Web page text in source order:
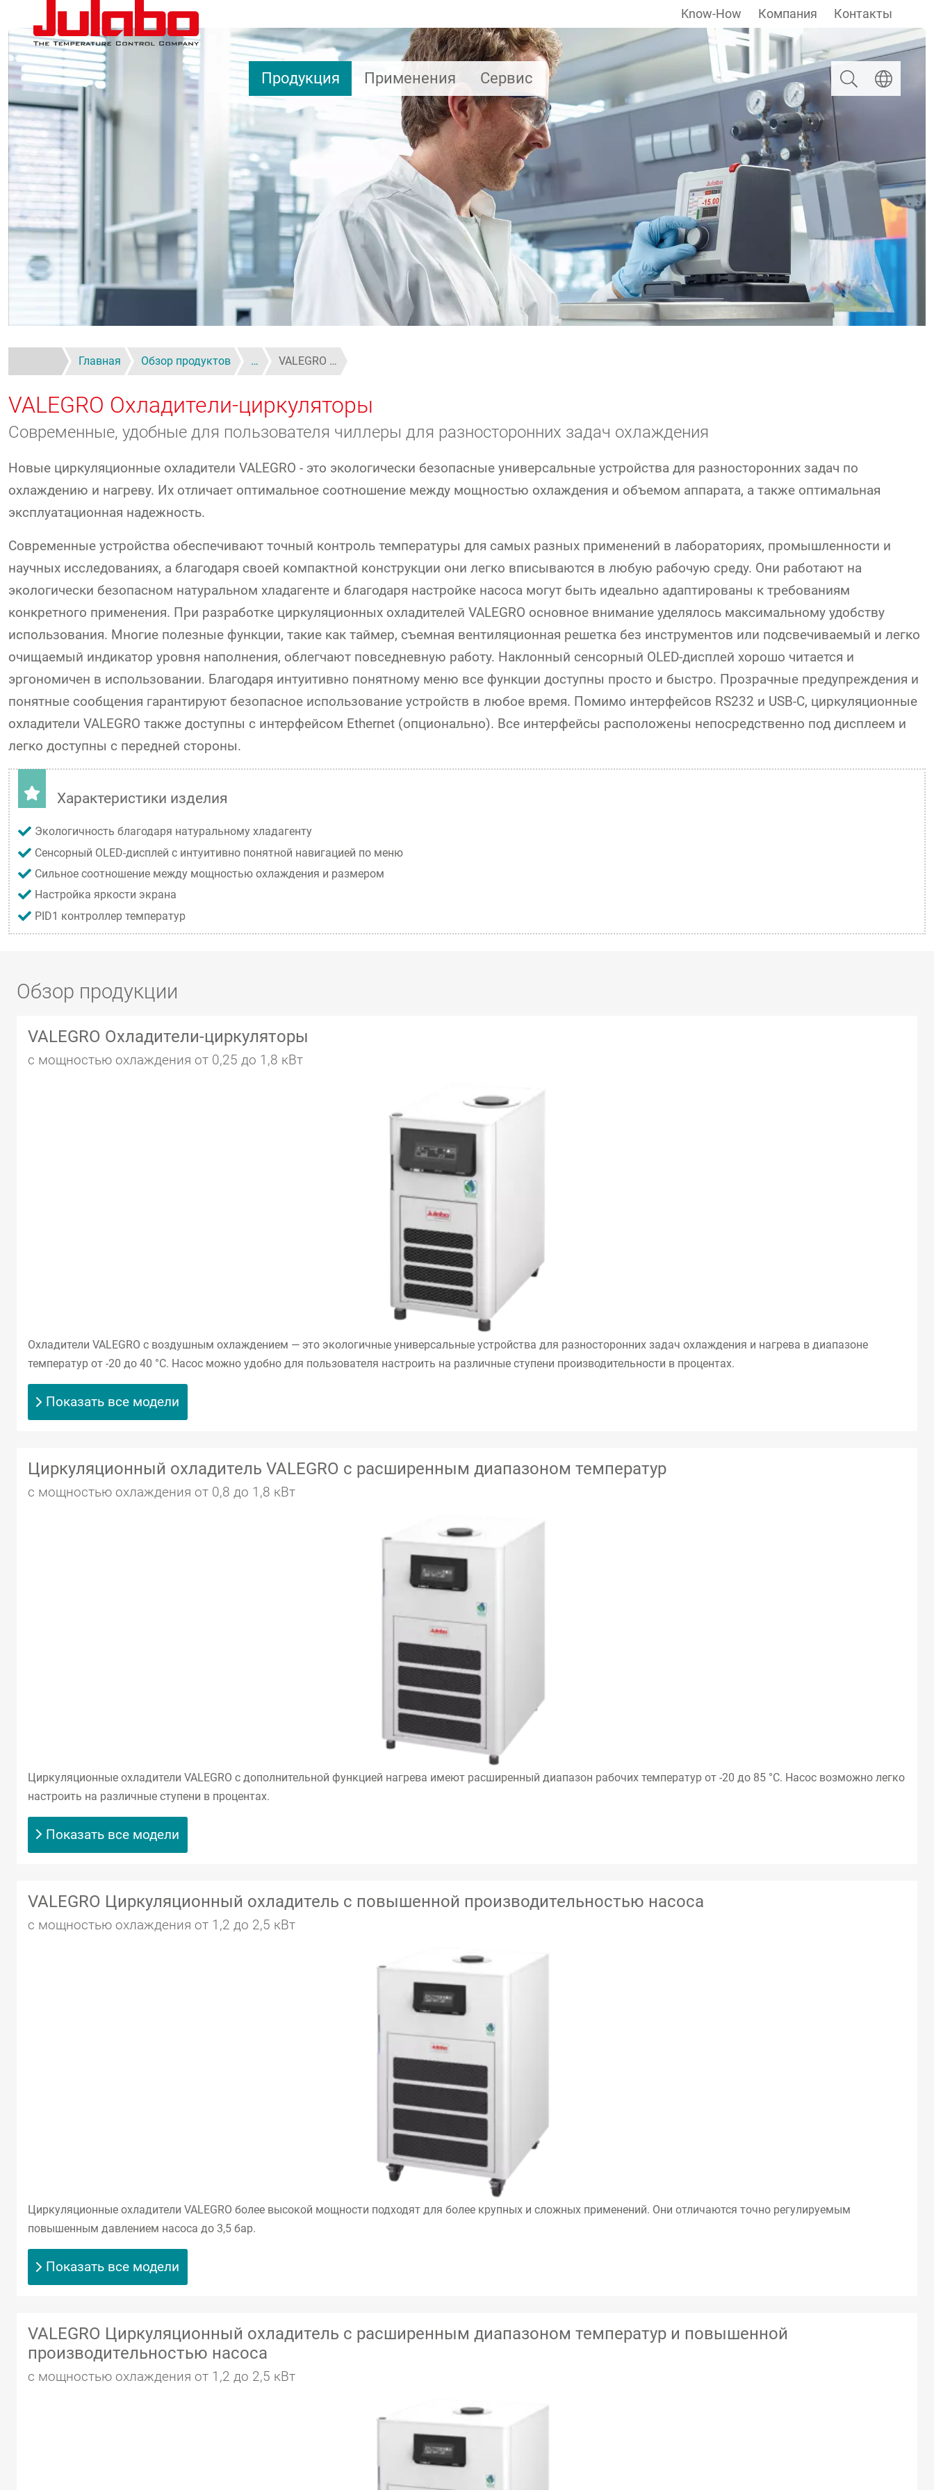
Перейти к основному содержанию
Продукция Применения Сервис
Know-How Компания Контакты
Поиск Выберите
Главная Обзор продуктов … VALEGRO …
VALEGRO Охладители-циркуляторы
Современные, удобные для пользователя чиллеры для разносторонних задач охлаждения
Новые циркуляционные охладители VALEGRO - это экологически безопасные универсальные устройства для разносторонних задач по
охлаждению и нагреву. Их отличает оптимальное соотношение между мощностью охлаждения и объемом аппарата, а также оптимальная
эксплуатационная надежность.
Современные устройства обеспечивают точный контроль температуры для самых разных применений в лабораториях, промышленности и
научных исследованиях, а благодаря своей компактной конструкции они легко вписываются в любую рабочую среду. Они работают на
экологически безопасном натуральном хладагенте и благодаря настройке насоса могут быть идеально адаптированы к требованиям
конкретного применения. При разработке циркуляционных охладителей VALEGRO основное внимание уделялось максимальному удобству
использования. Многие полезные функции, такие как таймер, съемная вентиляционная решетка без инструментов или подсвечиваемый и легко
очищаемый индикатор уровня наполнения, облегчают повседневную работу. Наклонный сенсорный OLED-дисплей хорошо читается и
эргономичен в использовании. Благодаря интуитивно понятному меню все функции доступны просто и быстро. Прозрачные предупреждения и
понятные сообщения гарантируют безопасное использование устройств в любое время. Помимо интерфейсов RS232 и USB-C, циркуляционные
охладители VALEGRO также доступны с интерфейсом Ethernet (опционально). Все интерфейсы расположены непосредственно под дисплеем и
легко доступны с передней стороны.
Характеристики изделия
Экологичность благодаря натуральному хладагенту
Сенсорный OLED-дисплей с интуитивно понятной навигацией по меню
Сильное соотношение между мощностью охлаждения и размером
Настройка яркости экрана
PID1 контроллер температур
Обзор продукции
VALEGRO Охладители-циркуляторы
с мощностью охлаждения от 0,25 до 1,8 кВт
Охладители VALEGRO с воздушным охлаждением — это экологичные универсальные устройства для разносторонних задач охлаждения и нагрева в диапазоне
температур от -20 до 40 °C. Насос можно удобно для пользователя настроить на различные ступени производительности в процентах.
Показать все модели
Циркуляционный охладитель VALEGRO с расширенным диапазоном температур
с мощностью охлаждения от 0,8 до 1,8 кВт
Циркуляционные охладители VALEGRO с дополнительной функцией нагрева имеют расширенный диапазон рабочих температур от -20 до 85 °C. Насос возможно легко
настроить на различные ступени в процентах.
Показать все модели
VALEGRO Циркуляционный охладитель с повышенной производительностью насоса
с мощностью охлаждения от 1,2 до 2,5 кВт
Циркуляционные охладители VALEGRO более высокой мощности подходят для более крупных и сложных применений. Они отличаются точно регулируемым
повышенным давлением насоса до 3,5 бар.
Показать все модели
VALEGRO Циркуляционный охладитель с расширенным диапазоном температур и повышенной
производительностью насоса
с мощностью охлаждения от 1,2 до 2,5 кВт